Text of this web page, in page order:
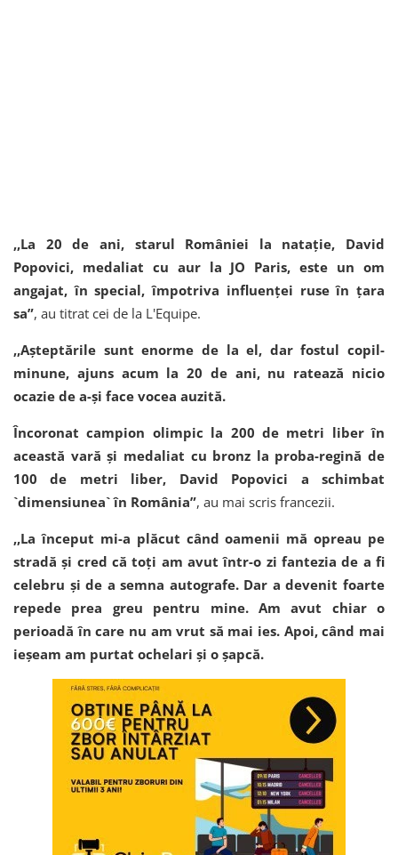
,,La 20 de ani, starul României la natație, David
Popovici, medaliat cu aur la JO Paris, este un om
angajat, în special, împotriva influenței ruse în țara
sa”, au titrat cei de la L'Equipe.
,,Așteptările sunt enorme de la el, dar fostul copil-
minune, ajuns acum la 20 de ani, nu ratează nicio
ocazie de a-și face vocea auzită.
Încoronat campion olimpic la 200 de metri liber în
această vară și medaliat cu bronz la proba-regină de
100 de metri liber, David Popovici a schimbat
`dimensiunea` în România”, au mai scris francezii.
,,La început mi-a plăcut când oamenii mă opreau pe
stradă şi cred că toţi am avut într-o zi fantezia de a fi
celebru şi de a semna autografe. Dar a devenit foarte
repede prea greu pentru mine. Am avut chiar o
perioadă în care nu am vrut să mai ies. Apoi, când mai
ieşeam am purtat ochelari şi o şapcă.